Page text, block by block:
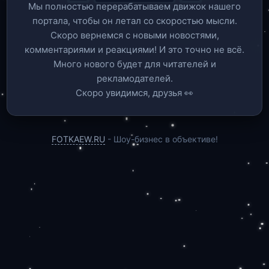
Мы полностью перерабатываем движок нашего
портала, чтобы он летал со скоростью мысли.
Скоро вернемся c новыми новостями,
комментариями и реакциями! И это точно не всё.
Много нового будет для читателей и
рекламодателей.
Скоро увидимся, друзья 👀
FOTKAEW.RU - Шоу-бизнес в объективе!